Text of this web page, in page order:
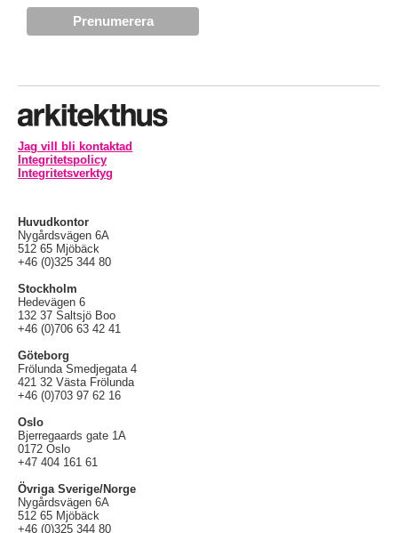
Jag vill bli kontaktad
Integritetspolicy
Integritetsverktyg
Huvudkontor
Nygårdsvägen 6A
512 65 Mjöbäck
+46 (0)325 344 80
Stockholm
Hedevägen 6
132 37 Saltsjö Boo
+46 (0)706 63 42 41
Göteborg
Frölunda Smedjegata 4
421 32 Västa Frölunda
+46 (0)703 97 62 16
Oslo
Bjerregaards gate 1A
0172 Oslo
+47 404 161 61
Övriga Sverige/Norge
Nygårdsvägen 6A
512 65 Mjöbäck
+46 (0)325 344 80